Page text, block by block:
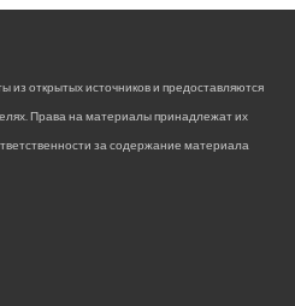
из открытых источников и предоставляются
Права на материалы принадлежат их
за содержание материала